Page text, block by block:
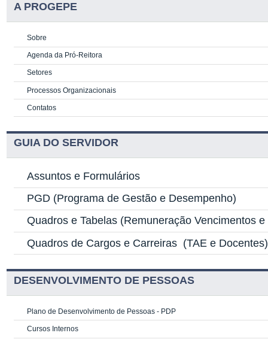
A PROGEPE
Sobre
Agenda da Pró-Reitora
Setores
Processos Organizacionais
Contatos
GUIA DO SERVIDOR
Assuntos e Formulários
PGD (Programa de Gestão e Desempenho)
Quadros e Tabelas (Remuneração Vencimentos
Quadros de Cargos e Carreiras (TAE e Docentes)
DESENVOLVIMENTO DE PESSOAS
Plano de Desenvolvimento de Pessoas - PDP
Cursos Internos